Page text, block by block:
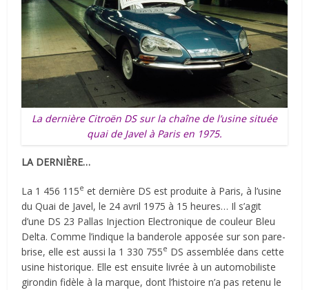
La dernière Citroën DS sur la chaîne de l’usine située
quai de Javel à Paris en 1975.
LA DERNIÈRE…
La 1 456 115e et dernière DS est produite à Paris, à l’usine
du Quai de Javel, le 24 avril 1975 à 15 heures… Il s’agit
d’une DS 23 Pallas Injection Electronique de couleur Bleu
Delta. Comme l’indique la banderole apposée sur son pare-
brise, elle est aussi la 1 330 755e DS assemblée dans cette
usine historique. Elle est ensuite livrée à un automobiliste
girondin fidèle à la marque, dont l’histoire n’a pas retenu le